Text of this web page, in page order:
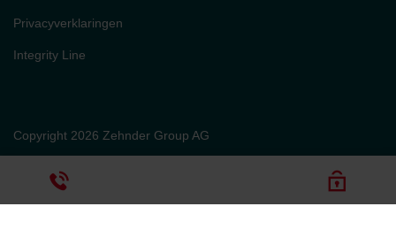
Copyright 2026 Zehnder Group AG
Privacyverklaringen
Integrity Line